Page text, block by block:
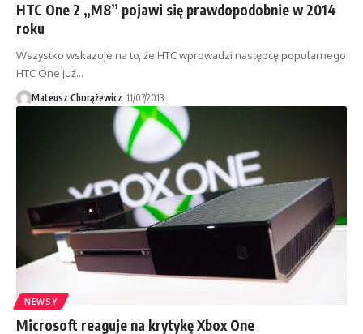
HTC One 2 „M8” pojawi się prawdopodobnie w 2014
roku
Wszystko wskazuje na to, że HTC wprowadzi następcę popularnego
HTC One już…
Mateusz Chorążewicz 11/07/2013
NEWSY
Microsoft reaguje na krytykę Xbox One